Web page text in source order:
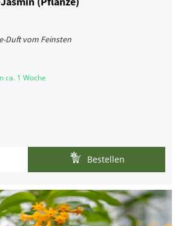
Duft vom Feinsten
ca. 1 Woche
Bestellen